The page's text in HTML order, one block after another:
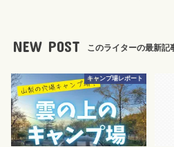
NEW POST このライターの最新記
キャンプ場レポート